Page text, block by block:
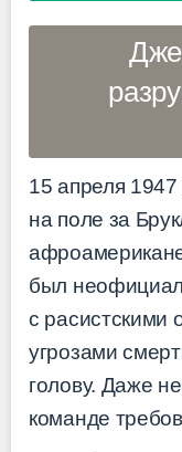
15 апреля
на поле за
был
с расистскими
угрозами
голову. Даже
команде